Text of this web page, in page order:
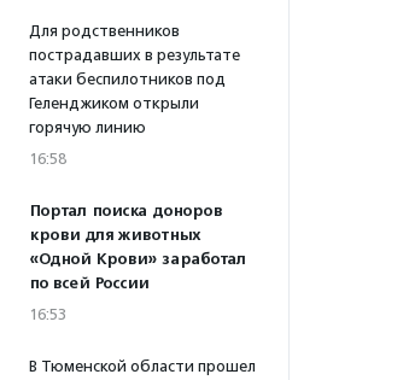
Для родственников
пострадавших в результате
атаки беспилотников под
Геленджиком открыли
горячую линию
16:58
Портал поиска доноров
крови для животных
«Одной Крови» заработал
по всей России
16:53
В Тюменской области прошел